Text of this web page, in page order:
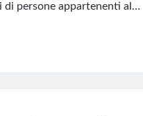
di persone appartenenti al…